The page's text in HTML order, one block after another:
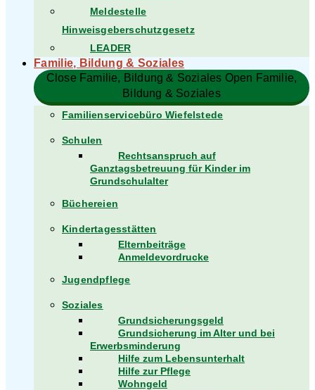
Meldestelle
Hinweisgeberschutzgesetz
LEADER
Familie, Bildung & Soziales
Close Familie, Bildung & Soziales Open Familie,
Bildung & Soziales
Familienservicebüro Wiefelstede
Schulen
Rechtsanspruch auf
Ganztagsbetreuung für Kinder im
Grundschulalter
Büchereien
Kindertagesstätten
Elternbeiträge
Anmeldevordrucke
Jugendpflege
Soziales
Grundsicherungsgeld
Grundsicherung im Alter und bei
Erwerbsminderung
Hilfe zum Lebensunterhalt
Hilfe zur Pflege
Wohngeld